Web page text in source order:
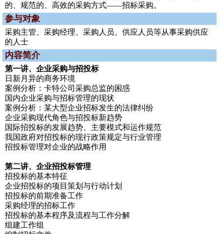
的、规范的、高效的采购方式——招标采购。
参与对象
采购主管、采购经理、采购人员、供应人员等从事采购供应
的人士
内容简介
第一讲、企业采购与招投标
日新月异的商务环境
案例分析：卡特公司采购总监的困惑
国内企业采购与招标管理的现状
案例分析：某大型企业招标发生的法律纠纷
企业采购现代角色与招投标新趋势
国际招投标的发展趋势、主要模式和运作规范
我国政府对招投标的现行政策规定与行业管理
招投标管理对企业的战略作用
第二讲、企业招投标管理
招投标的基本特征
企业招投标的项目策划与行动计划
招投标的前期准备工作
采购经理的招标工作
招投标的基本程序及流程与工作分解
组建工作组